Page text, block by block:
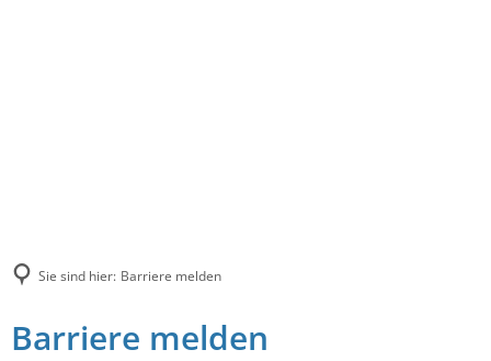
Sie sind hier: Barriere melden
Barriere melden